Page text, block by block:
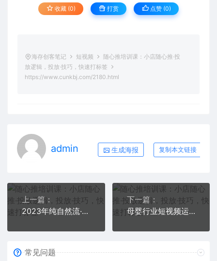
收藏 (0) 打赏 点赞 (0)
海存创客笔记 短视频
随心推培训课：小店随心推·投
放逻辑，投放·技巧，快速打标签
https://www.cunkbj.com/2180.html
admin 生成海报 复制本文链接
上一篇：
2023年纯自然流·起号课程，把自然流·玩明白的人 可以闭眼上车（3月更新）
下一篇：
母婴行业短视频运营：教你写个吸引人的标题，45节课+45个方法
常见问题